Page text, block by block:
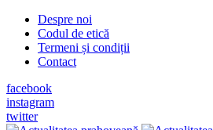
Despre noi
Codul de etică
Termeni și condiții
Contact
facebook
instagram
twitter